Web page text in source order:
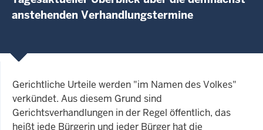
anstehenden Verhandlungstermine
Gerichtliche Urteile werden "im Namen des Volkes"
verkündet. Aus diesem Grund sind
Gerichtsverhandlungen in der Regel öffentlich, das
heißt jede Bürgerin und jeder Bürger hat die